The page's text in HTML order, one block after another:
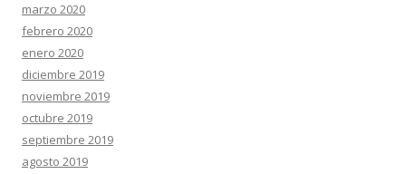
marzo 2020
febrero 2020
enero 2020
diciembre 2019
noviembre 2019
octubre 2019
septiembre 2019
agosto 2019